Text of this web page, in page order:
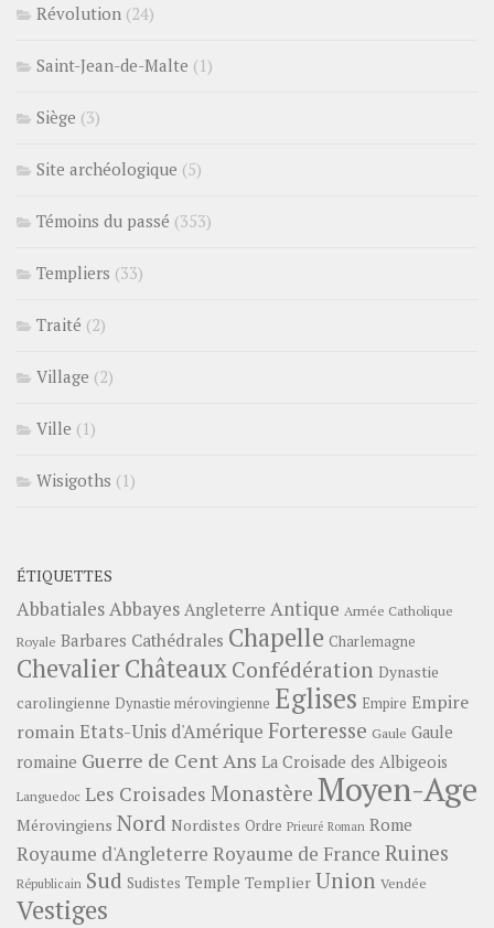
Révolution (24)
Saint-Jean-de-Malte (1)
Siège (3)
Site archéologique (5)
Témoins du passé (353)
Templiers (33)
Traité (2)
Village (2)
Ville (1)
Wisigoths (1)
ÉTIQUETTES
Abbatiales Abbayes Angleterre Antique Armée Catholique
Royale Barbares Cathédrales Chapelle Charlemagne
ChevalierChâteauxConfédération Dynastie
carolingienne Dynastie mérovingienne Eglises Empire Empire
romainEtats-Unis d'Amérique Forteresse Gaule Gaule
romaine Guerre de Cent Ans La Croisade des Albigeois
Languedoc Les Croisades Monastère Moyen-Age
Mérovingiens Nord Nordistes Ordre Prieuré Roman Rome
Royaume d'Angleterre Royaume de France Ruines
Républicain Sud Sudistes Temple Templier Union Vendée
Vestiges